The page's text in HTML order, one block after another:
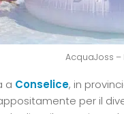
AcquaJoss
a Conselice, in
per il